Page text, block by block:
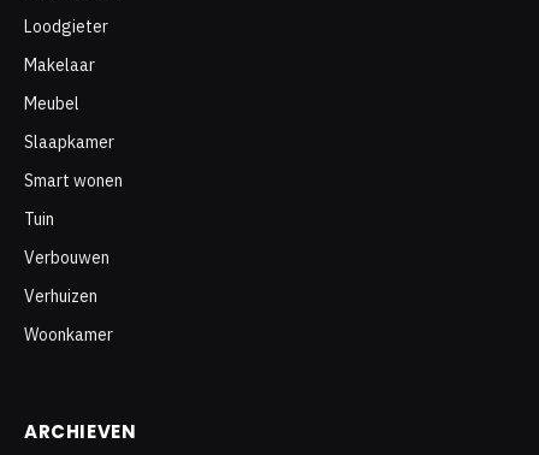
Loodgieter
Makelaar
Meubel
Slaapkamer
Smart wonen
Tuin
Verbouwen
Verhuizen
Woonkamer
ARCHIEVEN